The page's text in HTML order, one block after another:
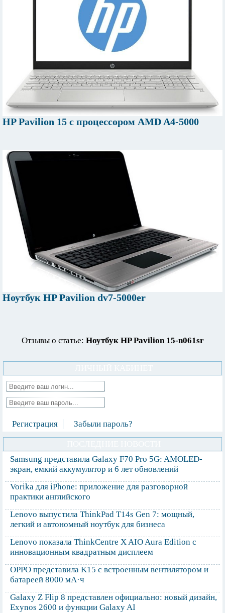
HP Pavilion 15 c процессором AMD A4-5000
Ноутбук HP Pavilion dv7-5000er
Отзывы о статье: Ноутбук HP Pavilion 15-n061sr
Регистрация Забыли пароль?
Samsung представила Galaxy F70 Pro 5G: AMOLED-
экран, емкий аккумулятор и 6 лет обновлений
Vorika для iPhone: приложение для разговорной
практики английского
Lenovo выпустила ThinkPad T14s Gen 7: мощный,
легкий и автономный ноутбук для бизнеса
Lenovo показала ThinkCentre X AIO Aura Edition с
инновационным квадратным дисплеем
OPPO представила K15 с встроенным вентилятором и
батареей 8000 мА·ч
Galaxy Z Flip 8 представлен официально: новый дизайн,
Exynos 2600 и функции Galaxy AI